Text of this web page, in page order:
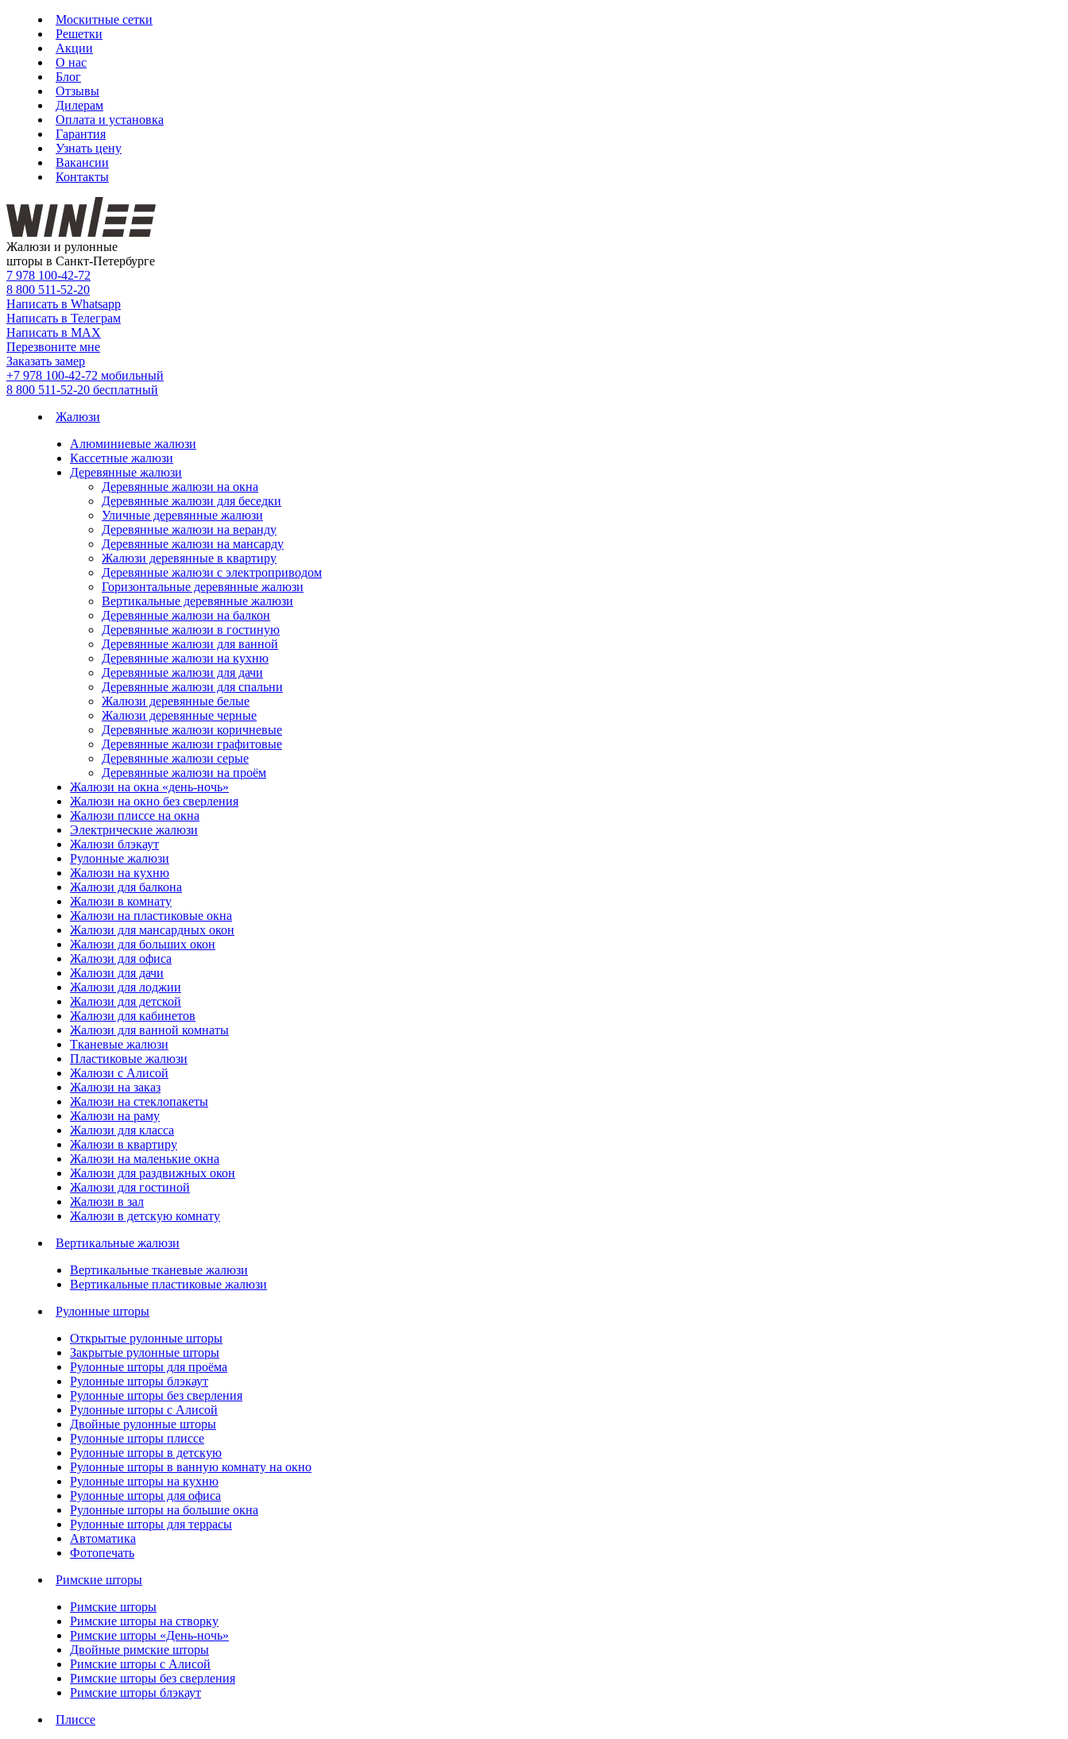
Москитные сетки
Решетки
Акции
О нас
Блог
Отзывы
Дилерам
Оплата и установка
Гарантия
Узнать цену
Вакансии
Контакты
Жалюзи и рулонные
шторы в Санкт-Петербурге
7 978 100-42-72
8 800 511-52-20
Написать в Whatsapp
Написать в Телеграм
Написать в MAX
Перезвоните мне
Заказать замер
+7 978 100-42-72 мобильный
8 800 511-52-20 бесплатный
Жалюзи
Алюминиевые жалюзи
Кассетные жалюзи
Деревянные жалюзи
Деревянные жалюзи на окна
Деревянные жалюзи для беседки
Уличные деревянные жалюзи
Деревянные жалюзи на веранду
Деревянные жалюзи на мансарду
Жалюзи деревянные в квартиру
Деревянные жалюзи с электроприводом
Горизонтальные деревянные жалюзи
Вертикальные деревянные жалюзи
Деревянные жалюзи на балкон
Деревянные жалюзи в гостиную
Деревянные жалюзи для ванной
Деревянные жалюзи на кухню
Деревянные жалюзи для дачи
Деревянные жалюзи для спальни
Жалюзи деревянные белые
Жалюзи деревянные черные
Деревянные жалюзи коричневые
Деревянные жалюзи графитовые
Деревянные жалюзи серые
Деревянные жалюзи на проём
Жалюзи на окна «день-ночь»
Жалюзи на окно без сверления
Жалюзи плиссе на окна
Электрические жалюзи
Жалюзи блэкаут
Рулонные жалюзи
Жалюзи на кухню
Жалюзи для балкона
Жалюзи в комнату
Жалюзи на пластиковые окна
Жалюзи для мансардных окон
Жалюзи для больших окон
Жалюзи для офиса
Жалюзи для дачи
Жалюзи для лоджии
Жалюзи для детской
Жалюзи для кабинетов
Жалюзи для ванной комнаты
Тканевые жалюзи
Пластиковые жалюзи
Жалюзи с Алисой
Жалюзи на заказ
Жалюзи на стеклопакеты
Жалюзи на раму
Жалюзи для класса
Жалюзи в квартиру
Жалюзи на маленькие окна
Жалюзи для раздвижных окон
Жалюзи для гостиной
Жалюзи в зал
Жалюзи в детскую комнату
Вертикальные жалюзи
Вертикальные тканевые жалюзи
Вертикальные пластиковые жалюзи
Рулонные шторы
Открытые рулонные шторы
Закрытые рулонные шторы
Рулонные шторы для проёма
Рулонные шторы блэкаут
Рулонные шторы без сверления
Рулонные шторы с Алисой
Двойные рулонные шторы
Рулонные шторы плиссе
Рулонные шторы в детскую
Рулонные шторы в ванную комнату на окно
Рулонные шторы на кухню
Рулонные шторы для офиса
Рулонные шторы на большие окна
Рулонные шторы для террасы
Автоматика
Фотопечать
Римские шторы
Римские шторы
Римские шторы на створку
Римские шторы «День-ночь»
Двойные римские шторы
Римские шторы с Алисой
Римские шторы без сверления
Римские шторы блэкаут
Плиссе